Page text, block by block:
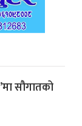
सौगातको